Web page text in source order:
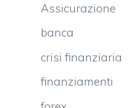
Assicurazione
banca
crisi finanziaria
finanziamenti